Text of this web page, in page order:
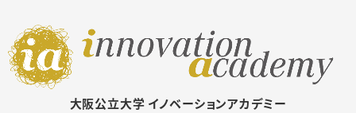
大阪公立大学 イノベーションアカデミー